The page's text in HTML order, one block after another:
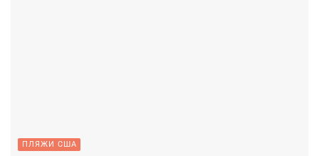
ПЛЯЖИ США